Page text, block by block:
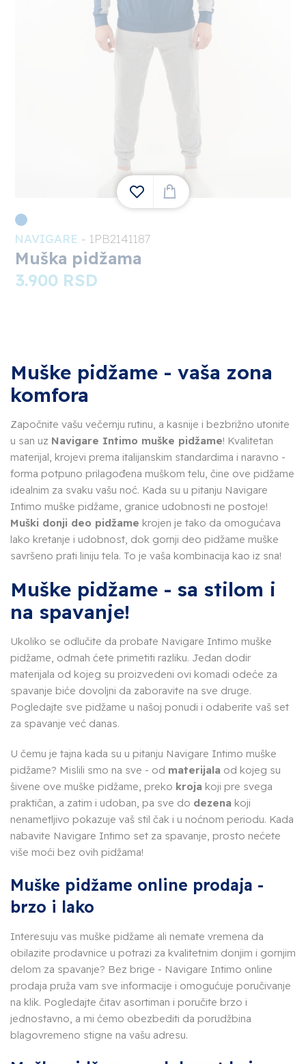
1
NAVIGARE - 1PB2141187
Muška pidžama
3.900 RSD
Muške pidžame - vaša zona
komfora
Započnite vašu večernju rutinu, a kasnije i bezbrižno utonite
u san uz Navigare Intimo muške pidžame! Kvalitetan
materijal, krojevi prema italijanskim standardima i naravno -
forma potpuno prilagođena muškom telu, čine ove pidžame
idealnim za svaku vašu noć. Kada su u pitanju Navigare
Intimo muške pidžame, granice udobnosti ne postoje!
Muški donji deo pidžame krojen je tako da omogućava
lako kretanje i udobnost, dok gornji deo pidžame muške
savršeno prati liniju tela. To je vaša kombinacija kao iz sna!
Muške pidžame - sa stilom i
na spavanje!
Ukoliko se odlučite da probate Navigare Intimo muške
pidžame, odmah ćete primetiti razliku. Jedan dodir
materijala od kojeg su proizvedeni ovi komadi odeće za
spavanje biće dovoljni da zaboravite na sve druge.
Pogledajte sve pidžame u našoj ponudi i odaberite vaš set
za spavanje već danas.
U čemu je tajna kada su u pitanju Navigare Intimo muške
pidžame? Mislili smo na sve - od materijala od kojeg su
šivene ove muške pidžame, preko kroja koji pre svega
praktičan, a zatim i udoban, pa sve do dezena koji
nenametljivo pokazuje vaš stil čak i u noćnom periodu. Kada
nabavite Navigare Intimo set za spavanje, prosto nećete
više moći bez ovih pidžama!
Muške pidžame online prodaja -
brzo i lako
Interesuju vas muške pidžame ali nemate vremena da
obilazite prodavnice u potrazi za kvalitetnim donjim i gornjim
delom za spavanje? Bez brige - Navigare Intimo online
prodaja pruža vam sve informacije i omogućuje poručivanje
na klik. Pogledajte čitav asortiman i poručite brzo i
jednostavno, a mi ćemo obezbediti da porudžbina
blagovremeno stigne na vašu adresu.